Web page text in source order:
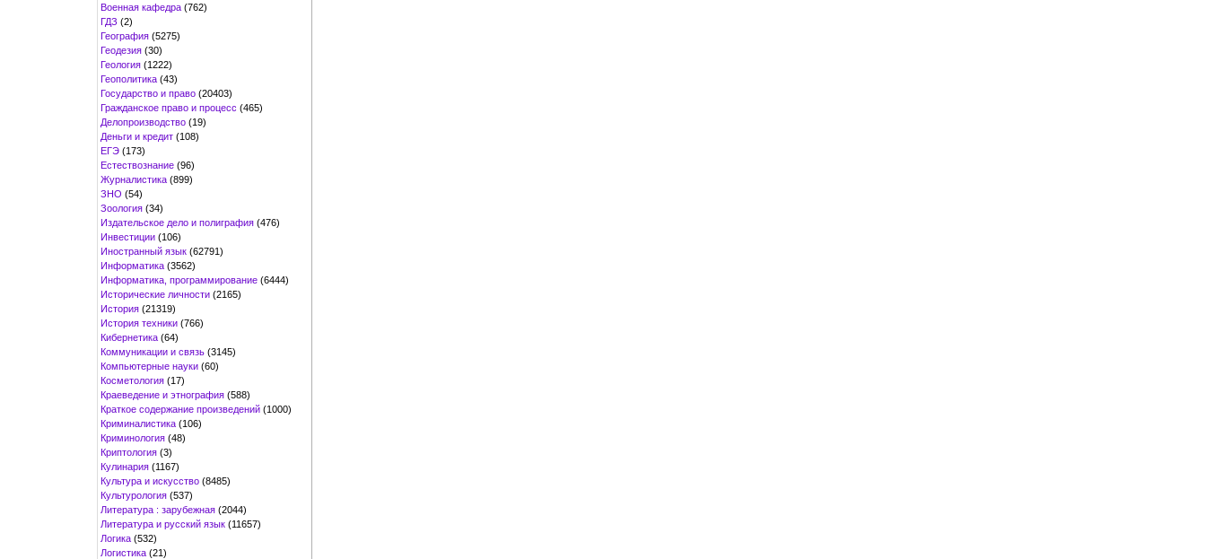
Военная кафедра (762)
ГДЗ (2)
География (5275)
Геодезия (30)
Геология (1222)
Геополитика (43)
Государство и право (20403)
Гражданское право и процесс (465)
Делопроизводство (19)
Деньги и кредит (108)
ЕГЭ (173)
Естествознание (96)
Журналистика (899)
ЗНО (54)
Зоология (34)
Издательское дело и полиграфия (476)
Инвестиции (106)
Иностранный язык (62791)
Информатика (3562)
Информатика, программирование (6444)
Исторические личности (2165)
История (21319)
История техники (766)
Кибернетика (64)
Коммуникации и связь (3145)
Компьютерные науки (60)
Косметология (17)
Краеведение и этнография (588)
Краткое содержание произведений (1000)
Криминалистика (106)
Криминология (48)
Криптология (3)
Кулинария (1167)
Культура и искусство (8485)
Культурология (537)
Литература : зарубежная (2044)
Литература и русский язык (11657)
Логика (532)
Логистика (21)